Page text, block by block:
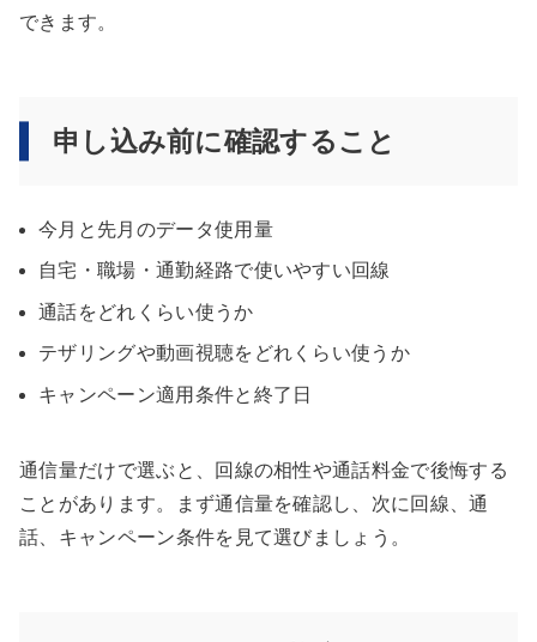
できます。
申し込み前に確認すること
今月と先月のデータ使用量
自宅・職場・通勤経路で使いやすい回線
通話をどれくらい使うか
テザリングや動画視聴をどれくらい使うか
キャンペーン適用条件と終了日
通信量だけで選ぶと、回線の相性や通話料金で後悔する
ことがあります。まず通信量を確認し、次に回線、通
話、キャンペーン条件を見て選びましょう。